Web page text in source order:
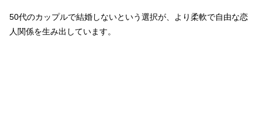
50代のカップルで結婚しないという選択が、より柔軟で自由な恋
人関係を生み出しています。